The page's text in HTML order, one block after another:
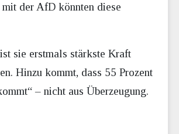
mit der AfD könnten diese
sie erstmals stärkste Kraft
Hinzu kommt, dass 55 Prozent
– nicht aus Überzeugung.